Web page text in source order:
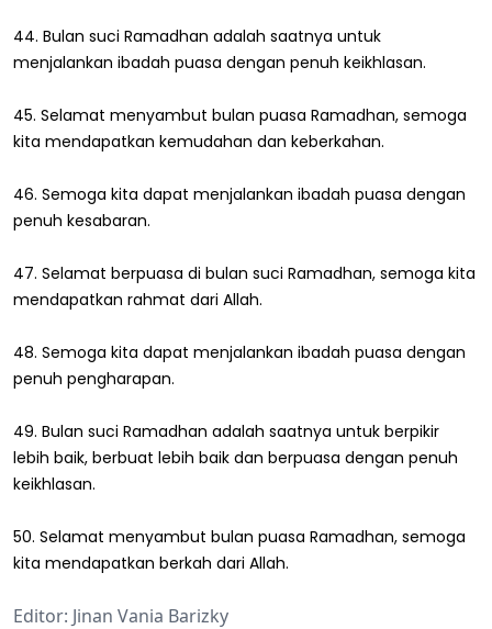
44. Bulan suci Ramadhan adalah saatnya untuk
menjalankan ibadah puasa dengan penuh keikhlasan.
45. Selamat menyambut bulan puasa Ramadhan, semoga
kita mendapatkan kemudahan dan keberkahan.
46. Semoga kita dapat menjalankan ibadah puasa dengan
penuh kesabaran.
47. Selamat berpuasa di bulan suci Ramadhan, semoga kita
mendapatkan rahmat dari Allah.
48. Semoga kita dapat menjalankan ibadah puasa dengan
penuh pengharapan.
49. Bulan suci Ramadhan adalah saatnya untuk berpikir
lebih baik, berbuat lebih baik dan berpuasa dengan penuh
keikhlasan.
50. Selamat menyambut bulan puasa Ramadhan, semoga
kita mendapatkan berkah dari Allah.
Editor: Jinan Vania Barizky